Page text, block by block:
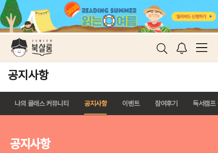
공지사항
나의 클래스 커뮤니티 공지사항 이벤트 참여후기 독서캠프
공지사항